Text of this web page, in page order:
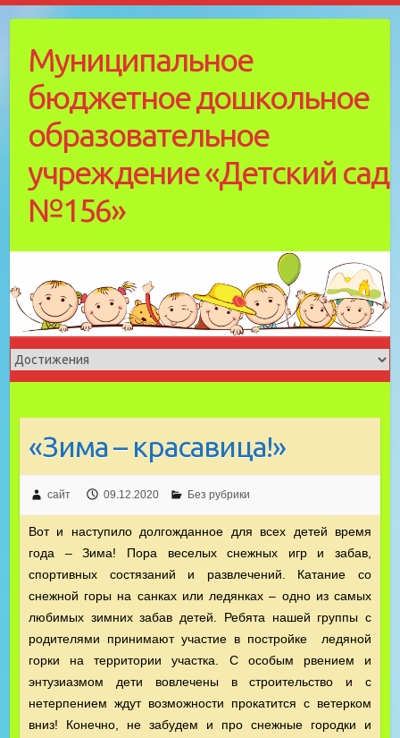
contentМуниципальное
бюджетное дошкольное
образовательное
учреждение «Детский cад
№156»
«Зима – красавица!»
сайт 09.12.2020 Без рубрики
Вот и наступило долгожданное для всех детей время
года – Зима! Пора веселых снежных игр и забав,
спортивных состязаний и развлечений. Катание со
снежной горы на санках или ледянках – одно из самых
любимых зимних забав детей. Ребята нашей группы с
родителями принимают участие в постройке ледяной
горки на территории участка. С особым рвением и
энтузиазмом дети вовлечены в строительство и с
нетерпением ждут возможности прокатится с ветерком
вниз! Конечно, не забудем и про снежные городки и